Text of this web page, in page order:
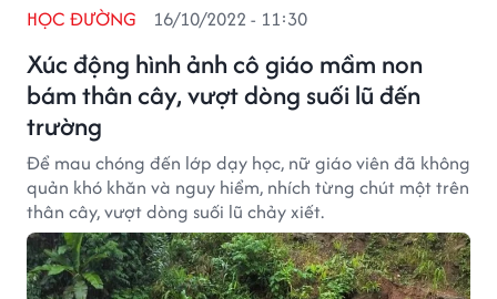
Xúc động hình ảnh cô giáo mầm non
bám thân cây, vượt dòng suối lũ đến
trường
HỌC ĐƯỜNG 16/10/2022 - 11:30
Để mau chóng đến lớp dạy học, nữ giáo viên đã không
quản khó khăn và nguy hiểm, nhích từng chút một trên
thân cây, vượt dòng suối lũ chảy xiết.